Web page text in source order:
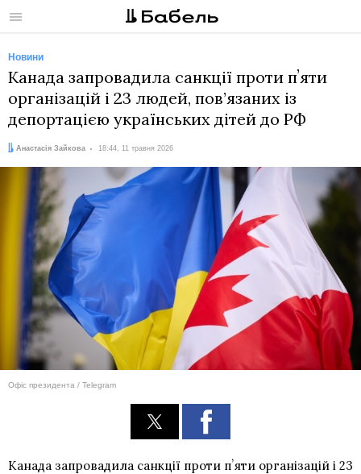
Меню
Новини
Канада запровадила санкції проти пʼяти
організацій і 23 людей, пов’язаних із
депортацією українських дітей до РФ
Автор:
Анастасія Зайкова
Дата: 18:44, 11 травня 2026
Офіс президента / Telegram
Канада запровадила санкції проти пʼяти організацій і 23